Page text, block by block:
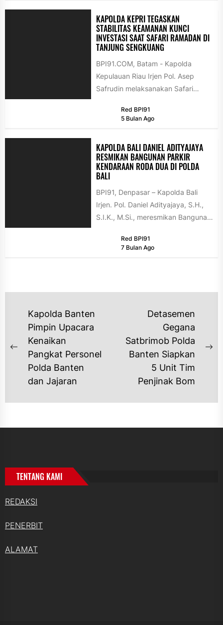
KAPOLDA KEPRI TEGASKAN
STABILITAS KEAMANAN KUNCI
INVESTASI SAAT SAFARI RAMADAN DI
TANJUNG SENGKUANG
BPI91.COM, Batam - Kapolda
Kepulauan Riau Irjen Pol. Asep
Safrudin melaksanakan Safari
Darul Ihsan, Tanjung...
Red BPI91
5 Bulan Ago
KAPOLDA BALI DANIEL ADITYAJAYA
RESMIKAN BANGUNAN PARKIR
KENDARAAN RODA DUA DI POLDA
BALI
BPI91, Denpasar – Kapolda Bali
Irjen. Pol. Daniel Adityajaya, S.H.,
S.I.K., M.Si., meresmikan Bangunan
Red BPI91
7 Bulan Ago
NAVIGASI
POS
Previous
post:
Kapolda Banten
Pimpin Upacara
Kenaikan
Pangkat Personel
Polda Banten
dan Jajaran
Detasemen
Gegana
Satbrimob Polda
Banten Siapkan
5 Unit Tim
Penjinak Bom
TENTANG KAMI
REDAKSI
PENERBIT
ALAMAT